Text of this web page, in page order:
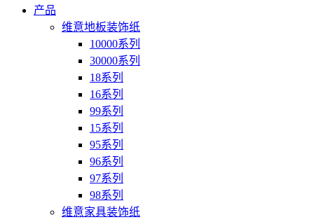
产品
维意地板装饰纸
10000系列
30000系列
18系列
16系列
99系列
15系列
95系列
96系列
97系列
98系列
维意家具装饰纸